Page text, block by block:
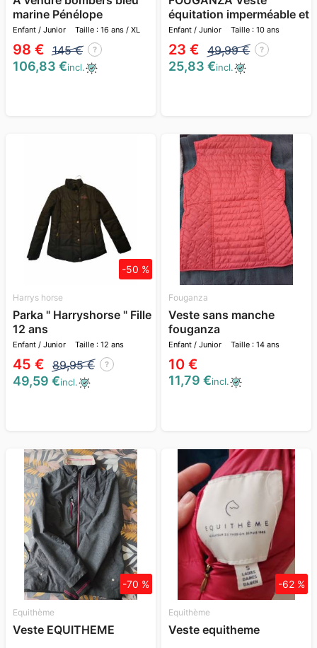
marine Pénélope
Enfant / Junior Taille : 16 ans / XL
98 € 145 € ?
106,83 €incl.
équitation imperméable et
chaude enfant
Enfant / Junior Taille : 10 ans
23 € 49,99 € ?
25,83 €incl.
Harrys horse
Parka " Harryshorse " Fille
12 ans
Enfant / Junior Taille : 12 ans
45 € 89,95 € ?
-50 %
49,59 €incl.
Fouganza
Veste sans manche
fouganza
Enfant / Junior Taille : 14 ans
10 €
11,79 €incl.
Equithème
Veste EQUITHEME
-70 %
Equithème
Veste equitheme
-62 %